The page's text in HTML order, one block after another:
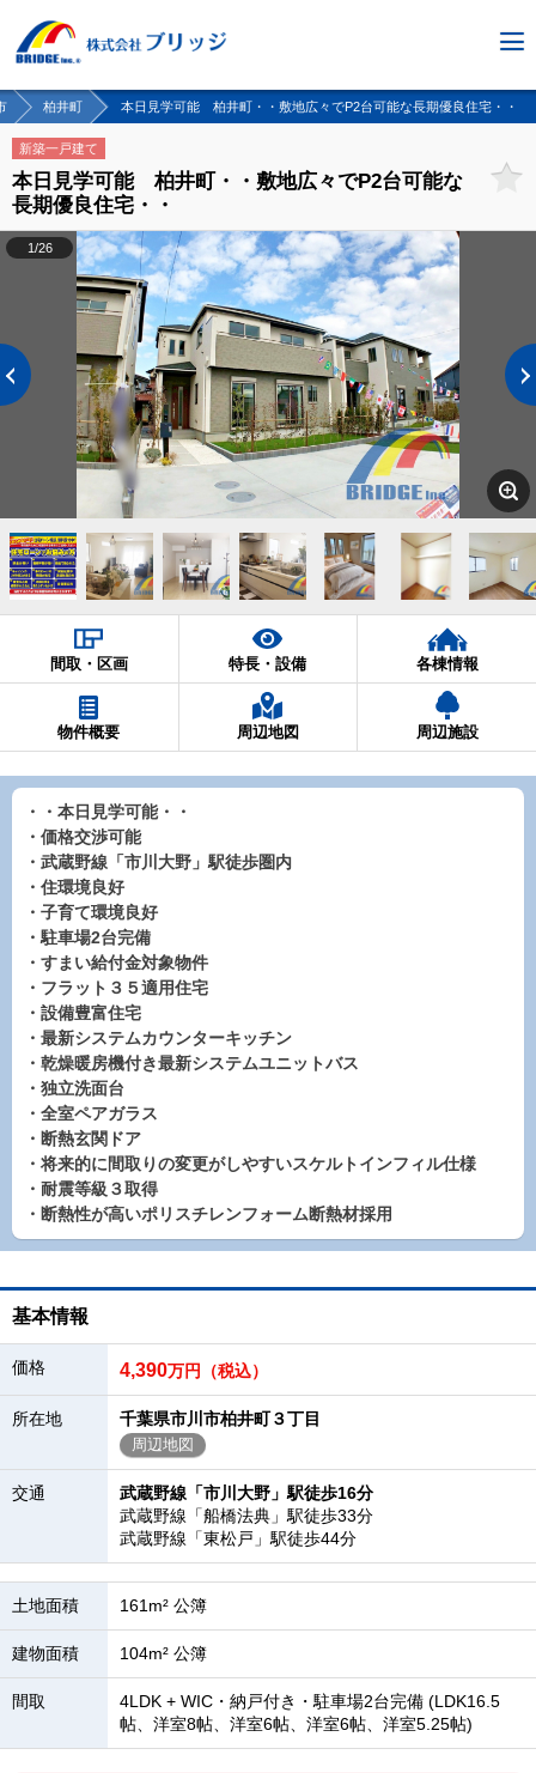
柏井町 本日見学可能 柏井町・・敷地広々でP2台可能な長期優良住宅・・
新築一戸建て
本日見学可能 柏井町・・敷地広々でP2台可能な
長期優良住宅・・
1/26
間取・区画 特長・設備 各棟情報
物件概要 周辺地図 周辺施設
・・本日見学可能・・
・価格交渉可能
・武蔵野線「市川大野」駅徒歩圏内
・住環境良好
・子育て環境良好
・駐車場2台完備
・すまい給付金対象物件
・フラット３５適用住宅
・設備豊富住宅
・最新システムカウンターキッチン
・乾燥暖房機付き最新システムユニットバス
・独立洗面台
・全室ペアガラス
・断熱玄関ドア
・将来的に間取りの変更がしやすいスケルトインフィル仕様
・耐震等級３取得
・断熱性が高いポリスチレンフォーム断熱材採用
基本情報
価格 4,390万円（税込）
所在地 千葉県市川市柏井町３丁目
周辺地図
交通
武蔵野線「市川大野」駅徒歩16分
武蔵野線「船橋法典」駅徒歩33分
武蔵野線「東松戸」駅徒歩44分
土地面積 161m² 公簿
建物面積 104m² 公簿
間取
4LDK + WIC・納戸付き・駐車場2台完備 (LDK16.5
帖、洋室8帖、洋室6帖、洋室6帖、洋室5.25帖)